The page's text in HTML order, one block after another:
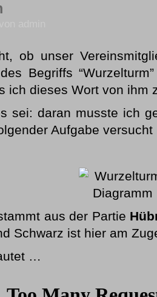
ob unser
Begriffs
ich dieses Wort von ihm
sei: daran musste ich
Aufgabe versucht
aus der Partie
Schwarz ist hier am
…